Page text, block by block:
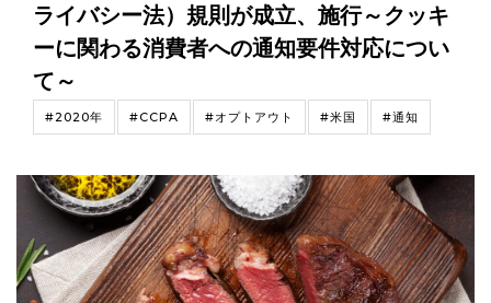
ライバシー法）規則が成立、施行～クッキ
ーに関わる消費者への通知要件対応につい
て～
#2020年 #CCPA #オプトアウト #米国 #通知